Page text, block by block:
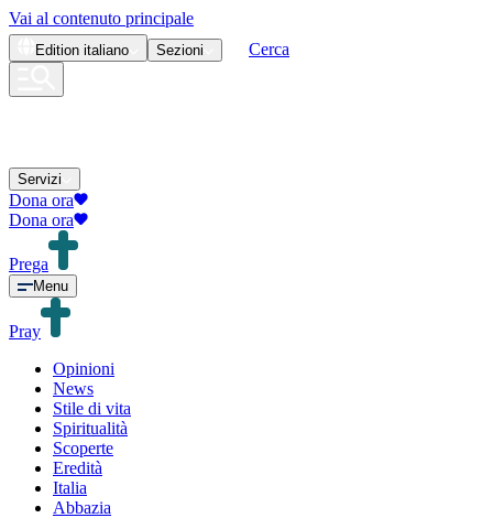
Vai al contenuto principale
Edition italiano Sezioni Cerca
Servizi
Dona ora
Dona ora
Prega
Menu
Pray
Opinioni
News
Stile di vita
Spiritualità
Scoperte
Eredità
Italia
Abbazia